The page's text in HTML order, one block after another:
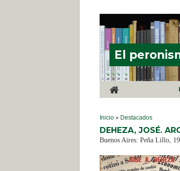
El
SE ENCUENTRA USTED
Inicio » Destacados
DEHEZA, JOSÉ.
Buenos Aires: Peña Lillo,